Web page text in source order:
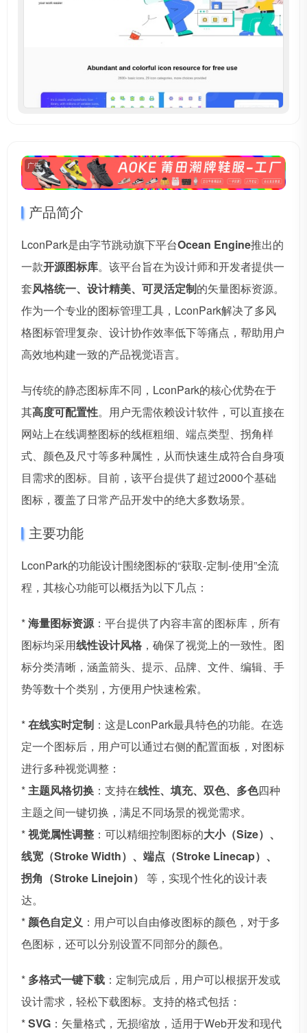
广告
产品简介
LconPark是由字节跳动旗下平台Ocean Engine推出的
一款开源图标库。该平台旨在为设计师和开发者提供一
套风格统一、设计精美、可灵活定制的矢量图标资源。
作为一个专业的图标管理工具，LconPark解决了多风
格图标管理复杂、设计协作效率低下等痛点，帮助用户
高效地构建一致的产品视觉语言。
与传统的静态图标库不同，LconPark的核心优势在于
其高度可配置性。用户无需依赖设计软件，可以直接在
网站上在线调整图标的线框粗细、端点类型、拐角样
式、颜色及尺寸等多种属性，从而快速生成符合自身项
目需求的图标。目前，该平台提供了超过2000个基础
图标，覆盖了日常产品开发中的绝大多数场景。
主要功能
LconPark的功能设计围绕图标的“获取-定制-使用”全流
程，其核心功能可以概括为以下几点：
*海量图标资源：平台提供了内容丰富的图标库，所有
图标均采用线性设计风格 ，确保了视觉上的一致性。图
标分类清晰，涵盖箭头、提示、品牌、文件、编辑、手
势等数十个类别，方便用户快速检索。
*在线实时定制 ：这是LconPark最具特色的功能。在选
定一个图标后，用户可以通过右侧的配置面板，对图标
进行多种视觉调整：
*主题风格切换 ：支持在线性、填充、双色、多色四种
主题之间一键切换，满足不同场景的视觉需求。
*视觉属性调整 ：可以精细控制图标的大小（Size）、
线宽（Stroke Width）、端点（Stroke Linecap）、
拐角（Stroke Linejoin） 等，实现个性化的设计表
达。
*颜色自定义 ：用户可以自由修改图标的颜色，对于多
色图标，还可以分别设置不同部分的颜色。
* 多格式一键下载 ：定制完成后，用户可以根据开发或
设计需求，轻松下载图标。支持的格式包括：
*SVG ：矢量格式，无损缩放，适用于Web开发和现代